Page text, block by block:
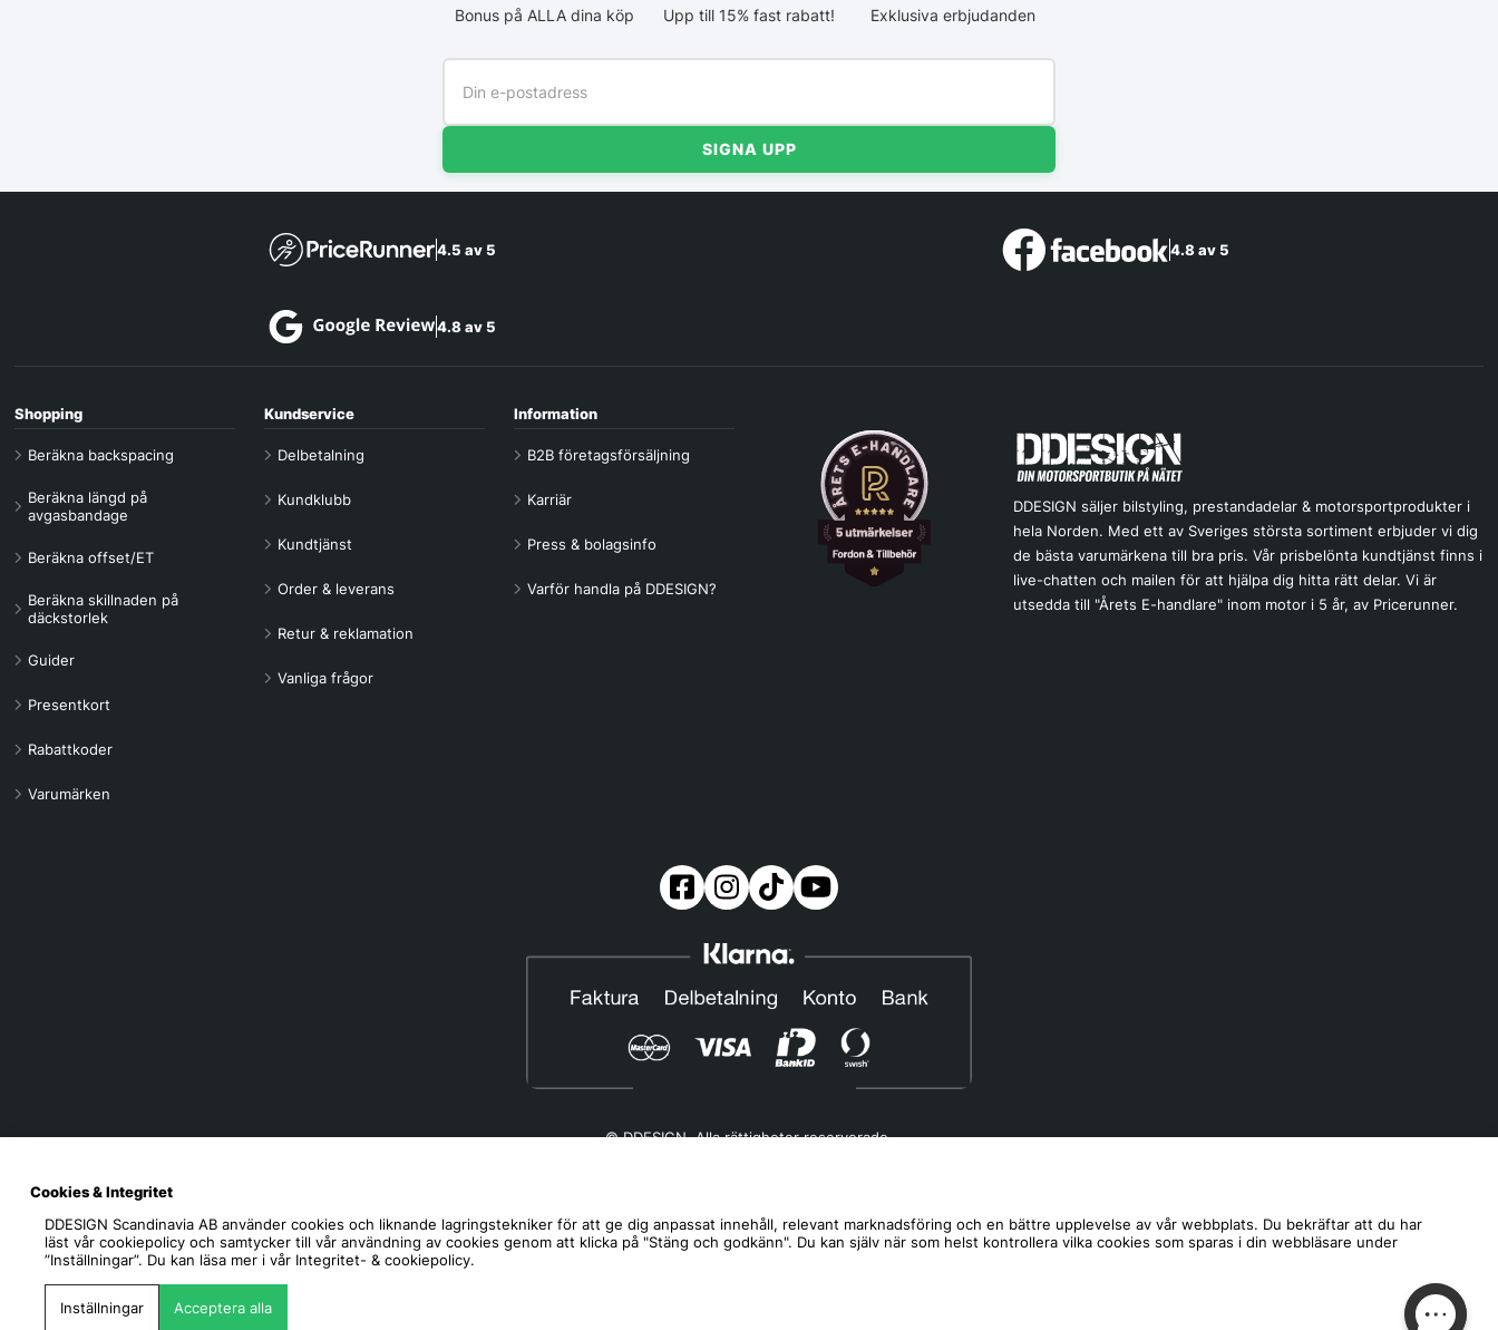
Bonus på ALLA dina köp Upp till 15% fast rabatt! Exklusiva erbjudanden
SIGNA UPP
4.5 av 5 4.8 av 5
4.8 av 5
Shopping
Beräkna backspacing
Beräkna längd på
avgasbandage
Beräkna offset/ET
Beräkna skillnaden på
däckstorlek
Guider
Presentkort
Rabattkoder
Varumärken
Kundservice
Delbetalning
Kundklubb
Kundtjänst
Order & leverans
Retur & reklamation
Vanliga frågor
Information
B2B företagsförsäljning
Karriär
Press & bolagsinfo
Varför handla på DDESIGN?
DDESIGN säljer bilstyling, prestandadelar & motorsportprodukter i
hela Norden. Med ett av Sveriges största sortiment erbjuder vi dig
de bästa varumärkena till bra pris. Vår prisbelönta kundtjänst finns i
live-chatten och mailen för att hjälpa dig hitta rätt delar. Vi är
utsedda till "Årets E-handlare" inom motor i 5 år, av Pricerunner.
© DDESIGN. Alla rättigheter reserverade.
Helgfria vardagar 10:00-12:00
Cookies & Integritet
DDESIGN Scandinavia AB använder cookies och liknande lagringstekniker för att ge dig anpassat innehåll, relevant marknadsföring och en bättre upplevelse av vår webbplats. Du bekräftar att du har
läst vår cookiepolicy och samtycker till vår användning av cookies genom att klicka på "Stäng och godkänn". Du kan själv när som helst kontrollera vilka cookies som sparas i din webbläsare under
”Inställningar”. Du kan läsa mer i vår Integritet- & cookiepolicy.
Inställningar Acceptera alla